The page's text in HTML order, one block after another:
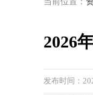
2026
发布时间：